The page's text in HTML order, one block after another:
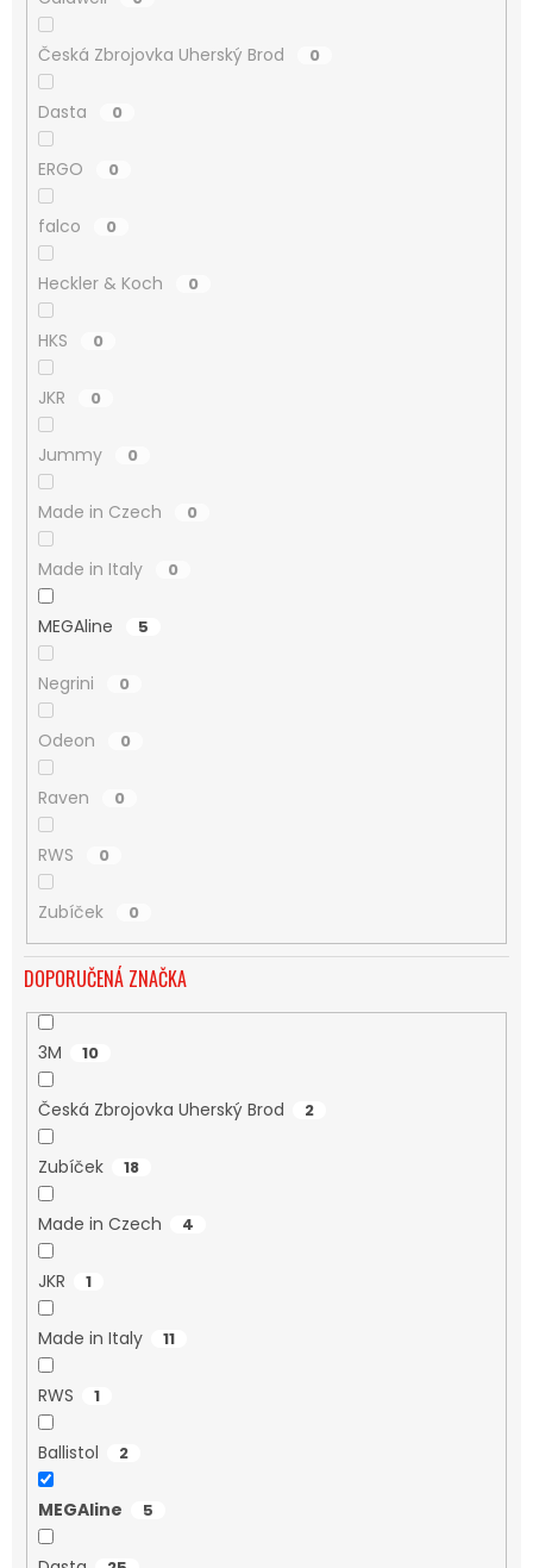
Česká Zbrojovka Uherský Brod 0
Dasta 0
ERGO 0
falco 0
Heckler & Koch 0
HKS 0
JKR 0
Jummy 0
Made in Czech 0
Made in Italy 0
MEGAline 5
Negrini 0
Odeon 0
Raven 0
RWS 0
Zubíček 0
DOPORUČENÁ ZNAČKA
3M 10
Česká Zbrojovka Uherský Brod 2
Zubíček 18
Made in Czech 4
JKR 1
Made in Italy 11
RWS 1
Ballistol 2
MEGAline 5